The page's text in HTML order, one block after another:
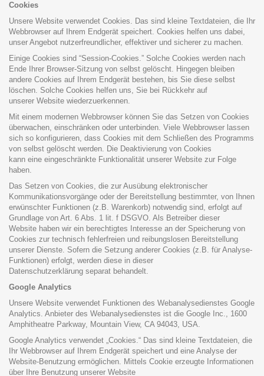
Cookies
Unsere Website verwendet Cookies. Das sind kleine Textdateien, die Ihr
Webbrowser auf Ihrem Endgerät speichert. Cookies helfen uns dabei,
unser Angebot nutzerfreundlicher, effektiver und sicherer zu machen.
Einige Cookies sind “Session-Cookies.” Solche Cookies werden nach
Ende Ihrer Browser-Sitzung von selbst gelöscht. Hingegen bleiben
andere Cookies auf Ihrem Endgerät bestehen, bis Sie diese selbst
löschen. Solche Cookies helfen uns, Sie bei Rückkehr auf
unserer Website wiederzuerkennen.
Mit einem modernen Webbrowser können Sie das Setzen von Cookies
überwachen, einschränken oder unterbinden. Viele Webbrowser lassen
sich so konfigurieren, dass Cookies mit dem Schließen des Programms
von selbst gelöscht werden. Die Deaktivierung von Cookies
kann eine eingeschränkte Funktionalität unserer Website zur Folge
haben.
Das Setzen von Cookies, die zur Ausübung elektronischer
Kommunikationsvorgänge oder der Bereitstellung bestimmter, von Ihnen
erwünschter Funktionen (z.B. Warenkorb) notwendig sind, erfolgt auf
Grundlage von Art. 6 Abs. 1 lit. f DSGVO. Als Betreiber dieser
Website haben wir ein berechtigtes Interesse an der Speicherung von
Cookies zur technisch fehlerfreien und reibungslosen Bereitstellung
unserer Dienste. Sofern die Setzung anderer Cookies (z.B. für Analyse-
Funktionen) erfolgt, werden diese in dieser
Datenschutzerklärung separat behandelt.
Google Analytics
Unsere Website verwendet Funktionen des Webanalysedienstes Google
Analytics. Anbieter des Webanalysedienstes ist die Google Inc., 1600
Amphitheatre Parkway, Mountain View, CA 94043, USA.
Google Analytics verwendet „Cookies.“ Das sind kleine Textdateien, die
Ihr Webbrowser auf Ihrem Endgerät speichert und eine Analyse der
Website-Benutzung ermöglichen. Mittels Cookie erzeugte Informationen
über Ihre Benutzung unserer Website